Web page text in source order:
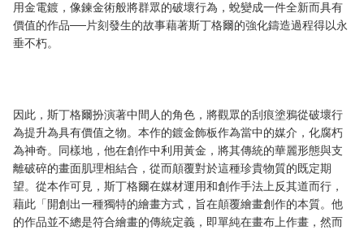
用金電鍍，像鍊金術般將群眾的破壞行為，蛻變成一件全新而具有
價值的作品──片刻發生的故事藉著斯丁格爾的強化鑄造過程得以永
垂不朽。
因此，斯丁格爾扮演著中間人的角色，將觀眾的刮痕塗鴉從破壞行
為提升為具有價值之物。本作的鍍金飾板作為當中的媒介，化腐朽
為神奇。同樣地，他在創作中利用黃金，將其傳統的華麗形態與支
離破碎的畫面肌理相結合，從而顛覆對於這種珍貴物質的既定期
望。從本作可見，斯丁格爾在媒材運用和創作手法上反其道而行，
藉此「開創出一種獨特的繪畫方式，旨在顛覆繪畫創作的本質。他
的作品並不總是符合繪畫的傳統定義，即單純在畫布上作畫，然而